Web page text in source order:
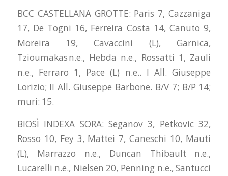
BCC CASTELLANA GROTTE: Paris 7, Cazzaniga
17, De Togni 16, Ferreira Costa 14, Canuto 9,
Moreira 19, Cavaccini (L), Garnica,
Tzioumakas n.e., Hebda n.e., Rossatti 1, Zauli
n.e., Ferraro 1, Pace (L) n.e.. I All. Giuseppe
Lorizio; II All. Giuseppe Barbone. B/V 7; B/P 14;
muri: 15.
BIOSÌ INDEXA SORA: Seganov 3, Petkovic 32,
Rosso 10, Fey 3, Mattei 7, Caneschi 10, Mauti
(L), Marrazzo n.e., Duncan Thibault n.e.,
Lucarelli n.e., Nielsen 20, Penning n.e., Santucci